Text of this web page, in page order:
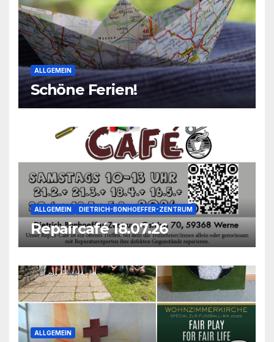
ALLGEMEIN
Schöne Ferien!
ALLGEMEIN DIETRICH-BONHOEFFER-ZENTRUM
Repaircafé 18.07.26
ALLGEMEIN